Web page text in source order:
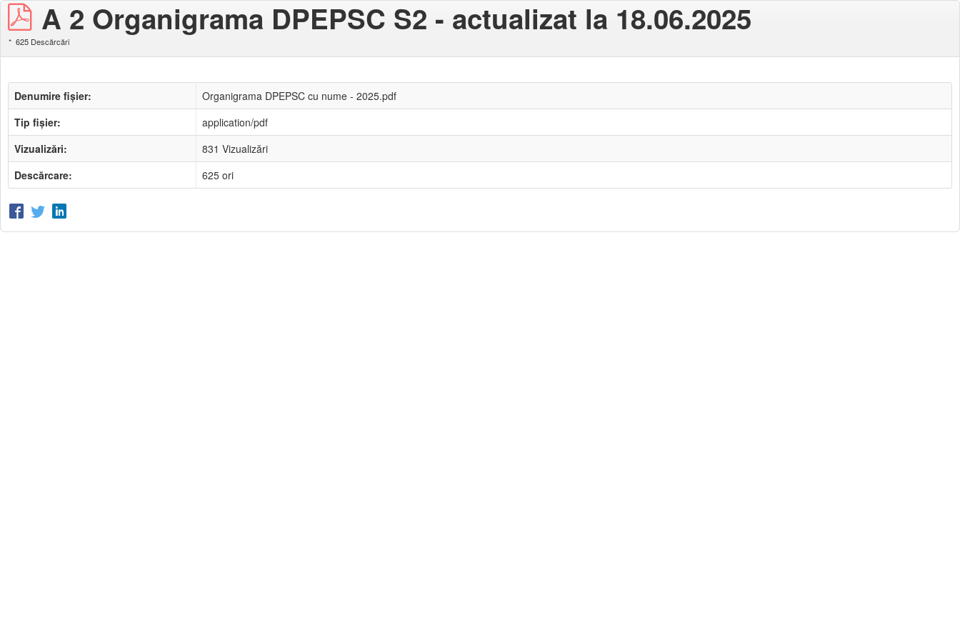
A 2 Organigrama DPEPSC S2 - actualizat la 18.06.2025
625 Descărcări
Denumire fișier:
Organigrama DPEPSC cu nume - 2025.pdf
Tip fișier:
application/pdf
Vizualizări:
831 Vizualizări
Descărcare:
625 ori